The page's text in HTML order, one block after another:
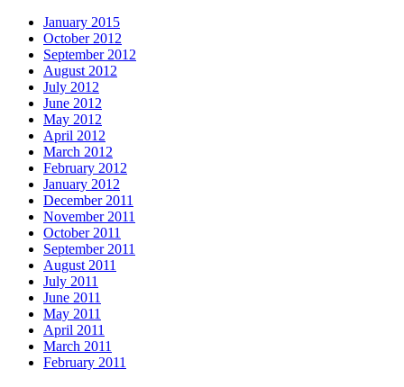
January 2015
October 2012
September 2012
August 2012
July 2012
June 2012
May 2012
April 2012
March 2012
February 2012
January 2012
December 2011
November 2011
October 2011
September 2011
August 2011
July 2011
June 2011
May 2011
April 2011
March 2011
February 2011